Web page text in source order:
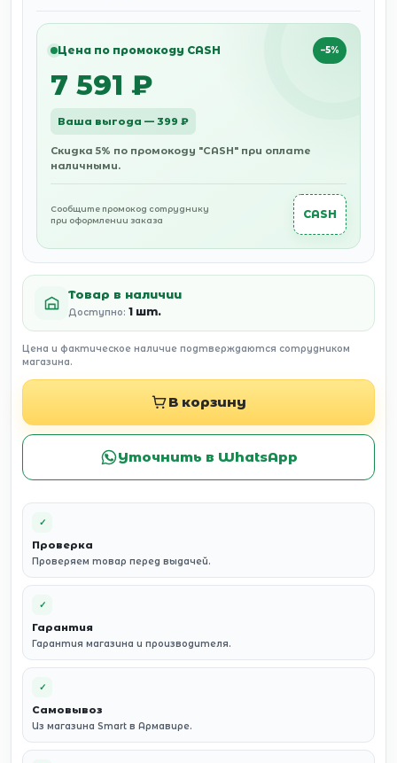
Цена по промокоду CASH −5%
7 591 ₽
Ваша выгода — 399 ₽
Скидка 5% по промокоду "CASH" при оплате
наличными.
Сообщите промокод сотруднику
при оформлении заказа
CASH
Товар в наличии
Доступно: 1 шт.
Цена и фактическое наличие подтверждаются сотрудником
магазина.
В корзину
Уточнить в WhatsApp
✓
Проверка
Проверяем товар перед выдачей.
✓
Гарантия
Гарантия магазина и производителя.
✓
Самовывоз
Из магазина Smart в Армавире.